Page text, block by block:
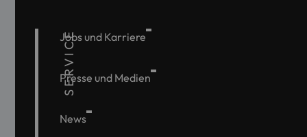
SERVICE
Jobs und Karriere
Presse und Medien
News